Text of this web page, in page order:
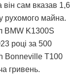
він сам вказав 1,6
рухомого майна.
BMW K1300S
році за 500
Bonneville T100
гривень.